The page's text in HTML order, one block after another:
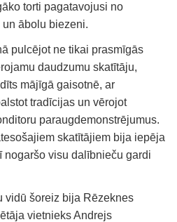
torti pagatavojusi no
un ābolu biezeni.
pulcējot ne tikai prasmīgās
daudzumu skatītāju,
mājīgā gaisotnē, ar
tradīcijas un vērojot
paraugdemonstrējumus.
skatītājiem bija iepēja
nogaršo visu dalībnieču gardi
vidū šoreiz bija Rēzeknes
vietnieks Andrejs